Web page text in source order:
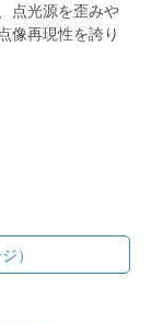
点光源を歪みや
像再現性を誇り
）